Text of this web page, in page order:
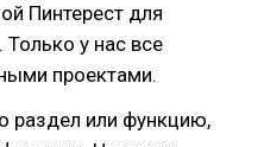
Пинтерест для
у нас все
проектами.
раздел или функцию,